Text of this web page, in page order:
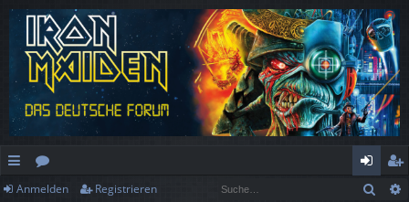
ch
or
n
eg
Anmelden Registrieren